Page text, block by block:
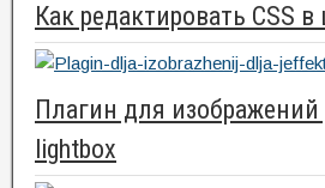
Как редактировать CSS
Плагин для
lightbox